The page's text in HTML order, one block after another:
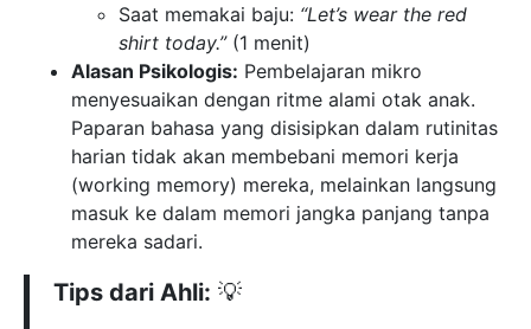
Saat memakai baju: “Let’s wear the red
shirt today.”(1 menit)
Alasan Psikologis: Pembelajaran mikro
menyesuaikan dengan ritme alami otak anak.
Paparan bahasa yang disisipkan dalam rutinitas
harian tidak akan membebani memori kerja
(working memory) mereka, melainkan langsung
masuk ke dalam memori jangka panjang tanpa
mereka sadari.
Tips dari Ahli: 💡